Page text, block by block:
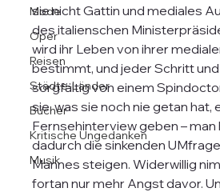
Mode
Oper
Reisen
Städte-Länder
Bücher
Kritische Ungedanken
Musik
sie nicht Gattin und mediales
des italienschen
wird ihr Leben von ihrer
bestimmt, und jeder Schritt
sorgfältig von einem
sie, was sie noch nie getan hat,
Fernsehinterview geben –
dadurch die sinkenden
Mannes steigen. Widerwillig
fortan nur mehr Angst davor.